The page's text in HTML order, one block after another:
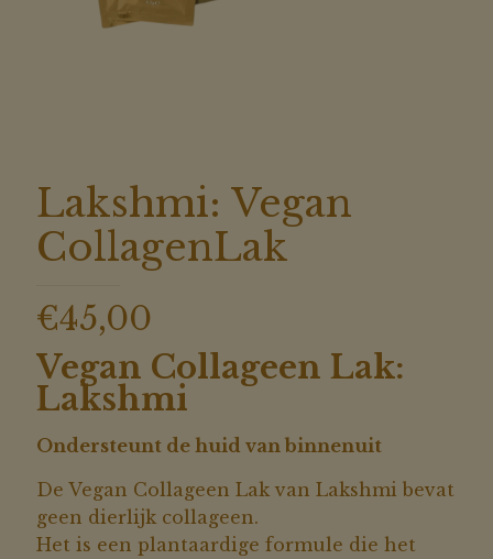
Lakshmi: Vegan
CollagenLak
€45,00
Vegan Collageen Lak:
Lakshmi
Ondersteunt de huid van binnenuit
De Vegan Collageen Lak van Lakshmi bevat
geen dierlijk collageen.
Het is een plantaardige formule die het